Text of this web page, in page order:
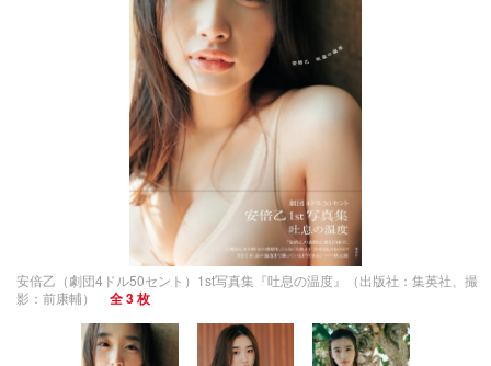
安倍乙（劇団4ドル50セント）1st写真集『吐息の温度』（出版社：集英社、撮
影：前康輔）
全 3 枚